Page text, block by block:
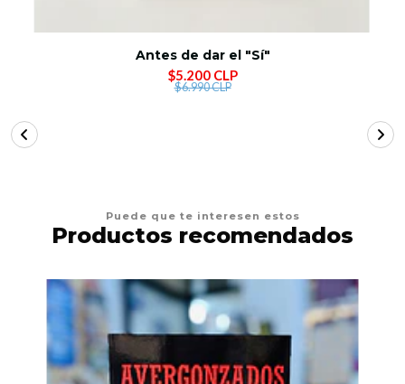
Antes de dar el "Sí"
$5.200 CLP
$6.990 CLP
Puede que te interesen estos
Productos recomendados